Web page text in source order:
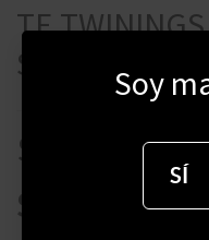
TE
SILVESTRES
$
$
Soy
SÍ